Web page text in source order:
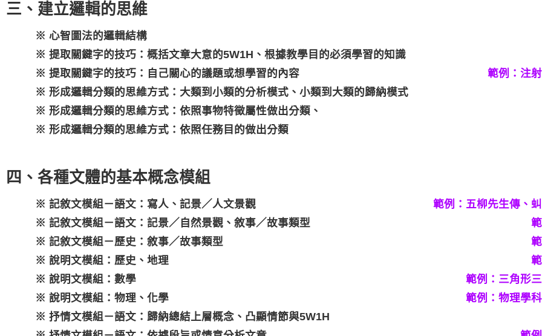
三、建立邏輯的思維
※ 心智圖法的邏輯結構
※ 提取關鍵字的技巧：概括文章大意的5W1H、根據教學目的必須學習的知識
※ 提取關鍵字的技巧：自己關心的議題或想學習的內容
※ 形成邏輯分類的思維方式：大類到小類的分析模式、小類到大類的歸納模式
※ 形成邏輯分類的思維方式：依照事物特徵屬性做出分類、
※ 形成邏輯分類的思維方式：依照任務目的做出分類
範例：注
四、各種文體的基本概念模組
※ 記敘文模組－語文：寫人、記景／人文景觀
※ 記敘文模組－語文：記景／自然景觀、敘事／故事類型
※ 記敘文模組－歷史：敘事／故事類型
※ 說明文模組：歷史、地理
※ 說明文模組：數學
※ 說明文模組：物理、化學
※ 抒情文模組－語文：歸納總結上層概念、凸顯情節與5W1H
範例：五柳先生傳、
範例：三角形
範例：物理學